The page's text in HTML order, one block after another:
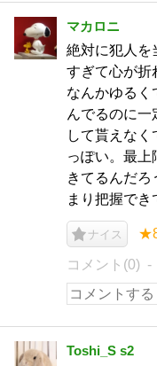
マカロニ
絶対に犯人を
すぎて心が折
なんかゆるく
んでるのに一
して貰えな
っぽい。最上
きてるんだろ
まり把握でき
ナイス
コメント(0)
Toshi_S s2